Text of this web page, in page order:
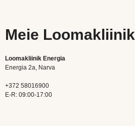
Meie Loomakliinik
Loomakliinik Energia
Energia 2a, Narva
+372 58016900
E-R: 09:00-17:00